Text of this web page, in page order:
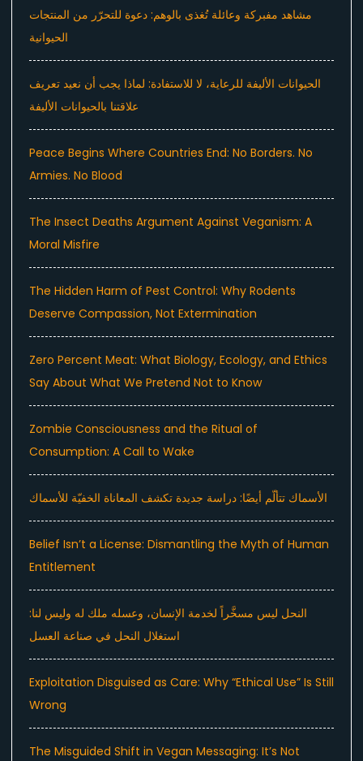
مشاهد مفبركة وعائلة تُغذى بالوهم: دعوة للتحرّر من المنتجات
الحيوانية
الحيوانات الأليفة للرعاية، لا للاستفادة: لماذا يجب أن نعيد تعريف
علاقتنا بالحيوانات الأليفة
Peace Begins Where Countries End: No Borders. No
Armies. No Blood
The Insect Deaths Argument Against Veganism: A
Moral Misfire
The Hidden Harm of Pest Control: Why Rodents
Deserve Compassion, Not Extermination
Zero Percent Meat: What Biology, Ecology, and Ethics
Say About What We Pretend Not to Know
Zombie Consciousness and the Ritual of
Consumption: A Call to Wake
الأسماك تتألّم أيضًا: دراسة جديدة تكشف المعاناة الخفيّة للأسماك
Belief Isn’t a License: Dismantling the Myth of Human
Entitlement
النحل ليس مسخَّراً لخدمة الإنسان، وعسله ملك له وليس لنا:
استغلال النحل في صناعة العسل
Exploitation Disguised as Care: Why “Ethical Use” Is Still
Wrong
The Misguided Shift in Vegan Messaging: It’s Not